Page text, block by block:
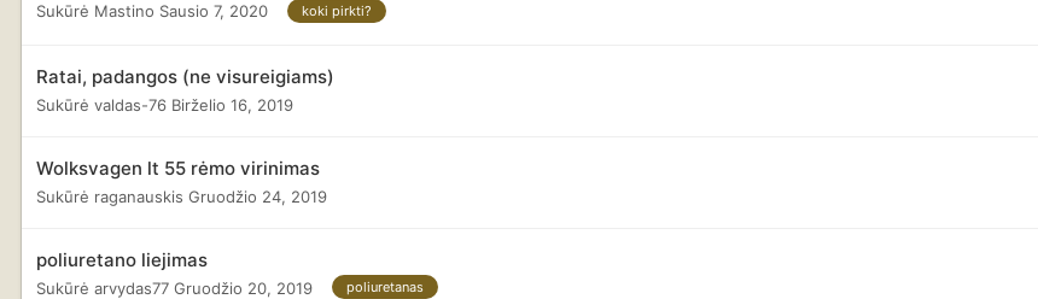
Sukūrė Mastino Sausio 7, 2020 koki pirkti?
Ratai, padangos (ne visureigiams)
Sukūrė valdas-76 Birželio 16, 2019
Wolksvagen lt 55 rėmo virinimas
Sukūrė raganauskis Gruodžio 24, 2019
poliuretano liejimas
Sukūrė arvydas77 Gruodžio 20, 2019 poliuretanas